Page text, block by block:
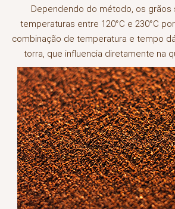
Dependendo do método, os grãos
temperaturas entre 120°C e 230°C
combinação de temperatura e tempo
torra, que influencia diretamente na